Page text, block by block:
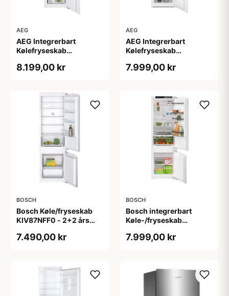
AEG
AEG Integrerbart
Kølefryseskab
garanti
8.199,00 kr
AEG
AEG Integrerbart
Kølefryseskab
garanti
7.999,00 kr
BOSCH
Bosch Køle/fryseskab
KIV87NFF0 - 2+2 års
7.490,00 kr
BOSCH
Bosch integrerbart
Køle-/fryseskab
garanti
7.999,00 kr